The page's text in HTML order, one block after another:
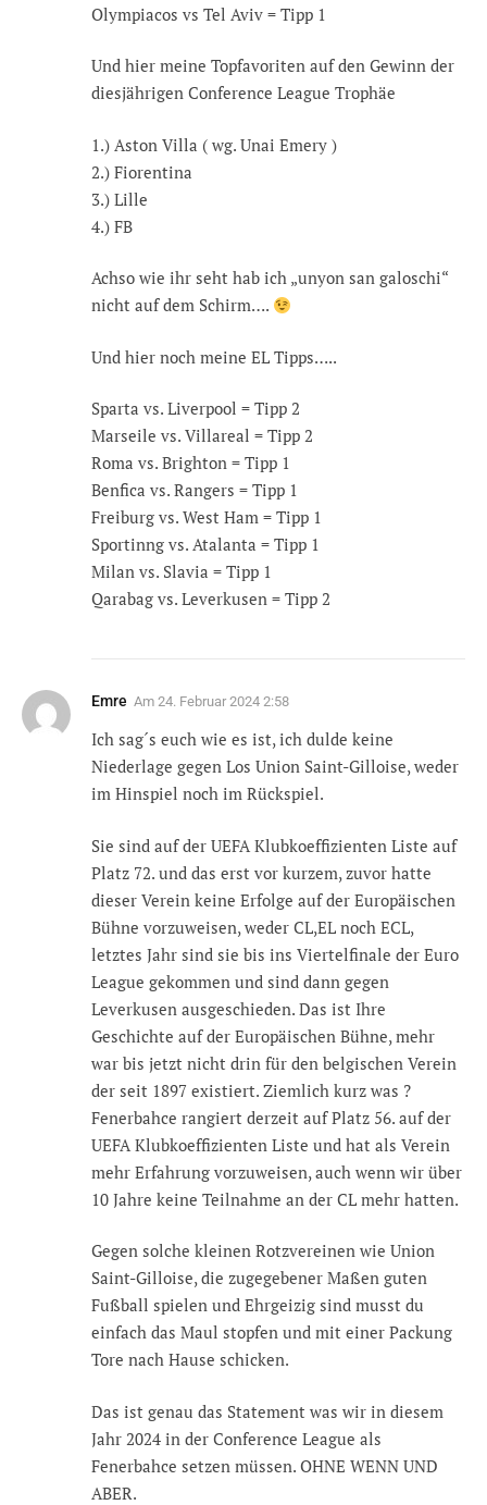
Olympiacos vs Tel Aviv = Tipp 1
Und hier meine Topfavoriten auf den Gewinn der
diesjährigen Conference League Trophäe
1.) Aston Villa ( wg. Unai Emery )
2.) Fiorentina
3.) Lille
4.) FB
Achso wie ihr seht hab ich „unyon san galoschi“
nicht auf dem Schirm….
Und hier noch meine EL Tipps…..
Sparta vs. Liverpool = Tipp 2
Marseile vs. Villareal = Tipp 2
Roma vs. Brighton = Tipp 1
Benfica vs. Rangers = Tipp 1
Freiburg vs. West Ham = Tipp 1
Sportinng vs. Atalanta = Tipp 1
Milan vs. Slavia = Tipp 1
Qarabag vs. Leverkusen = Tipp 2
Emre Am 24. Februar 2024 2:58
Ich sag´s euch wie es ist, ich dulde keine
Niederlage gegen Los Union Saint-Gilloise, weder
im Hinspiel noch im Rückspiel.
Sie sind auf der UEFA Klubkoeffizienten Liste auf
Platz 72. und das erst vor kurzem, zuvor hatte
dieser Verein keine Erfolge auf der Europäischen
Bühne vorzuweisen, weder CL,EL noch ECL,
letztes Jahr sind sie bis ins Viertelfinale der Euro
League gekommen und sind dann gegen
Leverkusen ausgeschieden. Das ist Ihre
Geschichte auf der Europäischen Bühne, mehr
war bis jetzt nicht drin für den belgischen Verein
der seit 1897 existiert. Ziemlich kurz was ?
Fenerbahce rangiert derzeit auf Platz 56. auf der
UEFA Klubkoeffizienten Liste und hat als Verein
mehr Erfahrung vorzuweisen, auch wenn wir über
10 Jahre keine Teilnahme an der CL mehr hatten.
Gegen solche kleinen Rotzvereinen wie Union
Saint-Gilloise, die zugegebener Maßen guten
Fußball spielen und Ehrgeizig sind musst du
einfach das Maul stopfen und mit einer Packung
Tore nach Hause schicken.
Das ist genau das Statement was wir in diesem
Jahr 2024 in der Conference League als
Fenerbahce setzen müssen. OHNE WENN UND
ABER.